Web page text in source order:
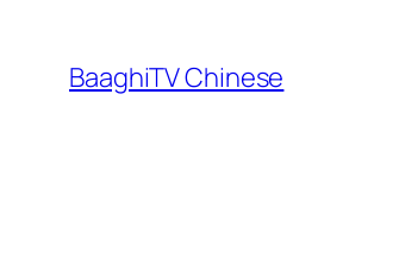
content
BaaghiTV Chinese